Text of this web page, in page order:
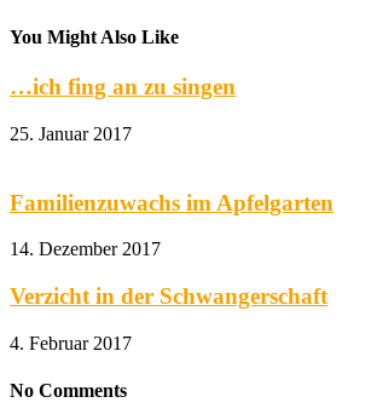
You Might Also Like
…ich fing an zu singen
25. Januar 2017
Familienzuwachs im Apfelgarten
14. Dezember 2017
Verzicht in der Schwangerschaft
4. Februar 2017
No Comments